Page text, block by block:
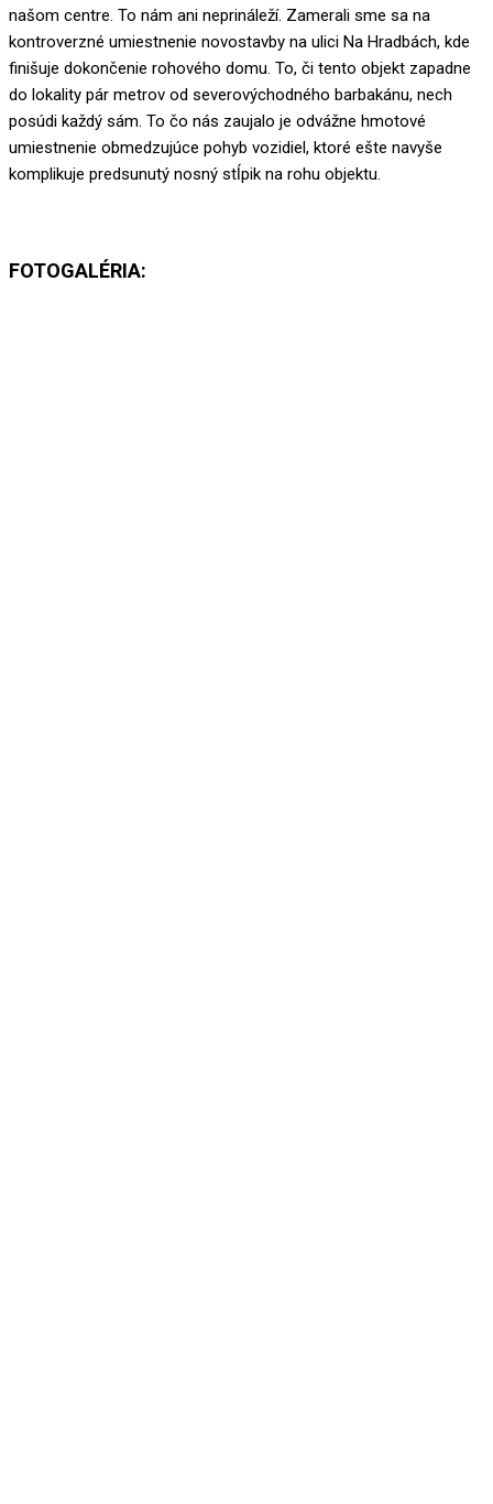
našom centre. To nám ani neprináleží. Zamerali sme sa na
kontroverzné umiestnenie novostavby na ulici Na Hradbách, kde
finišuje dokončenie rohového domu. To, či tento objekt zapadne
do lokality pár metrov od severovýchodného barbakánu, nech
posúdi každý sám. To čo nás zaujalo je odvážne hmotové
umiestnenie obmedzujúce pohyb vozidiel, ktoré ešte navyše
komplikuje predsunutý nosný stĺpik na rohu objektu.
FOTOGALÉRIA: